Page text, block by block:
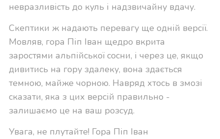
невразливість до куль і надзвичайну вдачу.
Скептики ж надають перевагу ще одній версії.
Мовляв, гора Піп Іван щедро вкрита
заростями альпійської сосни, і через це, якщо
дивитись на гору здалеку, вона здається
темною, майже чорною. Навряд хтось в змозі
сказати, яка з цих версій правильно -
залишаємо це на ваш розсуд.
Увага, не плутайте! Гора Піп Іван